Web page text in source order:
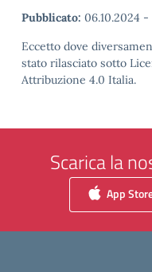
Pubblicato: 06.10.2024 -
Eccetto dove
stato rilasciato sotto
Attribuzione 4.0 Italia.
Scarica la
App